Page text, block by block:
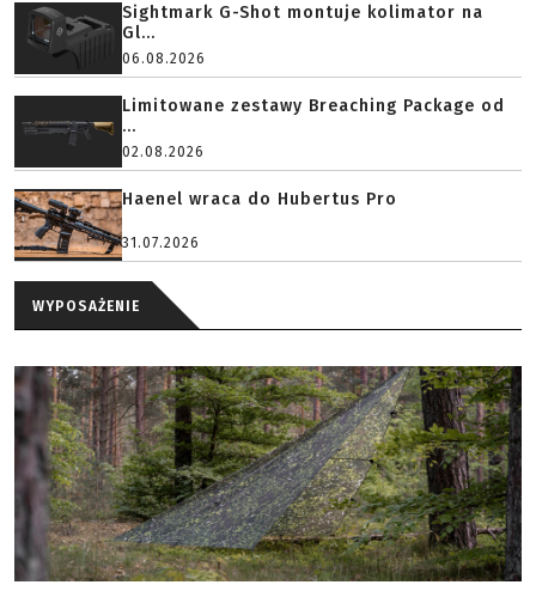
Sightmark G-Shot montuje kolimator na
Gl...
06.08.2026
Limitowane zestawy Breaching Package od
...
02.08.2026
Haenel wraca do Hubertus Pro
31.07.2026
WYPOSAŻENIE